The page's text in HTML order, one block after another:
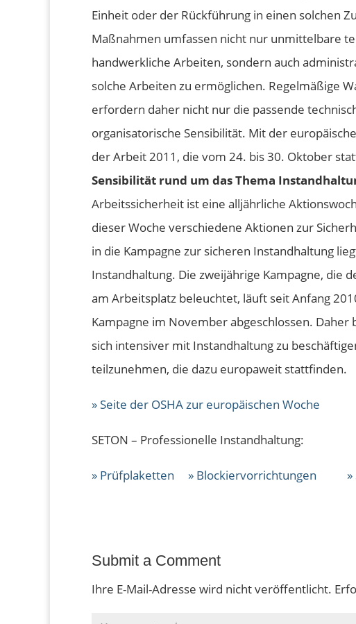
Einheit oder der Rückführung in einen solchen
Maßnahmen umfassen nicht nur unmittelbare
handwerkliche Arbeiten, sondern auch
solche Arbeiten zu ermöglichen. Regelmäßige
erfordern daher nicht nur die passende
organisatorische Sensibilität. Mit der
der Arbeit 2011, die vom 24. bis 30. Oktober
Sensibilität rund um das Thema
Arbeitssicherheit ist eine alljährliche
dieser Woche verschiedene Aktionen zur
in die Kampagne zur sicheren Instandhaltung
Instandhaltung. Die zweijährige Kampagne, die
am Arbeitsplatz beleuchtet, läuft seit Anfang
Kampagne im November abgeschlossen.
sich intensiver mit Instandhaltung zu
teilzunehmen, die dazu europaweit stattfinden.
» Seite der OSHA zur europäischen Woche
SETON – Professionelle Instandhaltung:
» Prüfplaketten » Blockiervorrichtungen
Submit a Comment
Ihre E-Mail-Adresse wird nicht veröffentlicht.